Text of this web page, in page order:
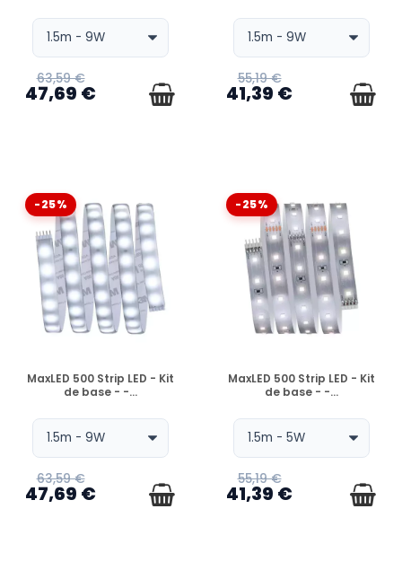
63,59 €
47,69 €
55,19 €
41,39 €
-25%
EN STOCK
MaxLED 500 Strip LED - Kit
de base - -...
63,59 €
47,69 €
-25%
EN STOCK
MaxLED 500 Strip LED - Kit
de base - -...
55,19 €
41,39 €